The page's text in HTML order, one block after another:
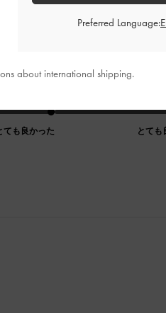
ても良かった とても
Preferred Language:
about international shipping.